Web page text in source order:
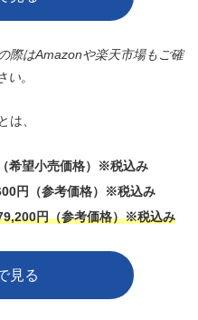
際はAmazonや楽天市場もご確
い。
は、
希望小売価格）※税込み
円（参考価格）※税込み
円（参考価格）※税込み
見る